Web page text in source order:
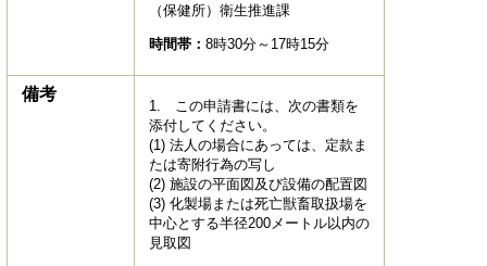
（保健所）衛生推進課
時間帯： 8時30分～17時15分
備考
1. この申請書には、次の書類を
添付してください。
(1) 法人の場合にあっては、定款ま
たは寄附行為の写し
(2) 施設の平面図及び設備の配置図
(3) 化製場または死亡獣畜取扱場を
中心とする半径200メートル以内の
見取図